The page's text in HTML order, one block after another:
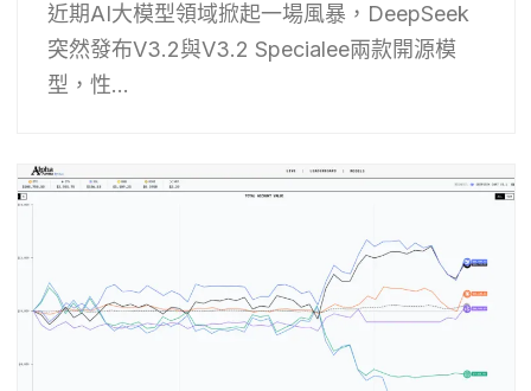
近期AI大模型領域掀起一場風暴，DeepSeek
突然發布V3.2與V3.2 Specialee兩款開源模
型，性...